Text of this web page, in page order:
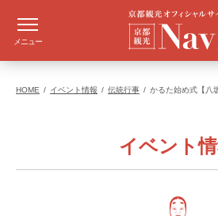
メニュー
HOME イベント情報 伝統行事 かるた始め式【八
イベント